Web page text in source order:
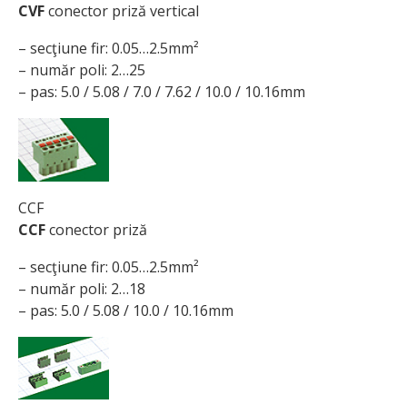
CVFconector priză vertical
– secţiune fir: 0.05…2.5mm²
– număr poli: 2…25
– pas: 5.0 / 5.08 / 7.0 / 7.62 / 10.0 / 10.16mm
CCF
CCFconector priză
– secţiune fir: 0.05…2.5mm²
– număr poli: 2…18
– pas: 5.0 / 5.08 / 10.0 / 10.16mm